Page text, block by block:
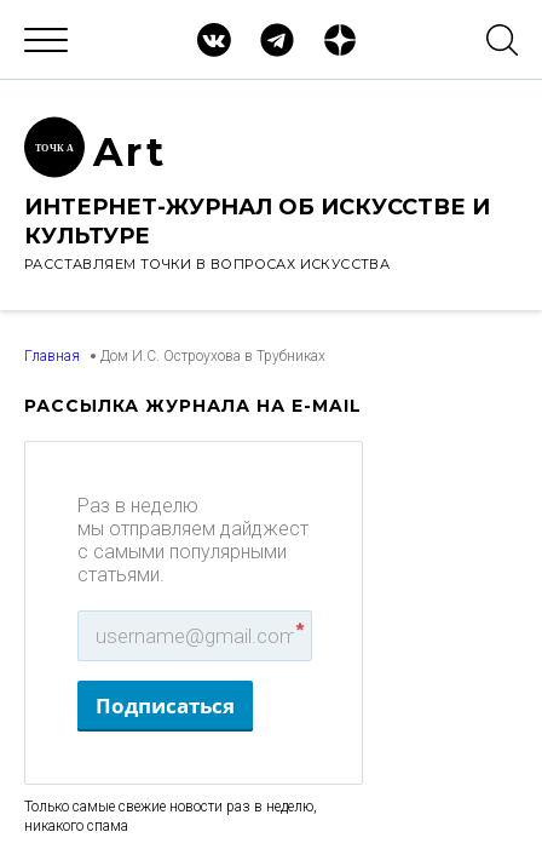
ТОЧК А Art
ИНТЕРНЕТ-ЖУРНАЛ ОБ ИСКУССТВЕ И
КУЛЬТУРЕ
РАССТАВЛЯЕМ ТОЧКИ В ВОПРОСАХ ИСКУССТВА
Главная Дом И.С. Остроухова в Трубниках
РАССЫЛКА ЖУРНАЛА НА E-MAIL
Раз в неделю
мы отправляем дайджест
с самыми популярными
статьями.
*
Подписаться
Только самые свежие новости раз в неделю,
никакого спама